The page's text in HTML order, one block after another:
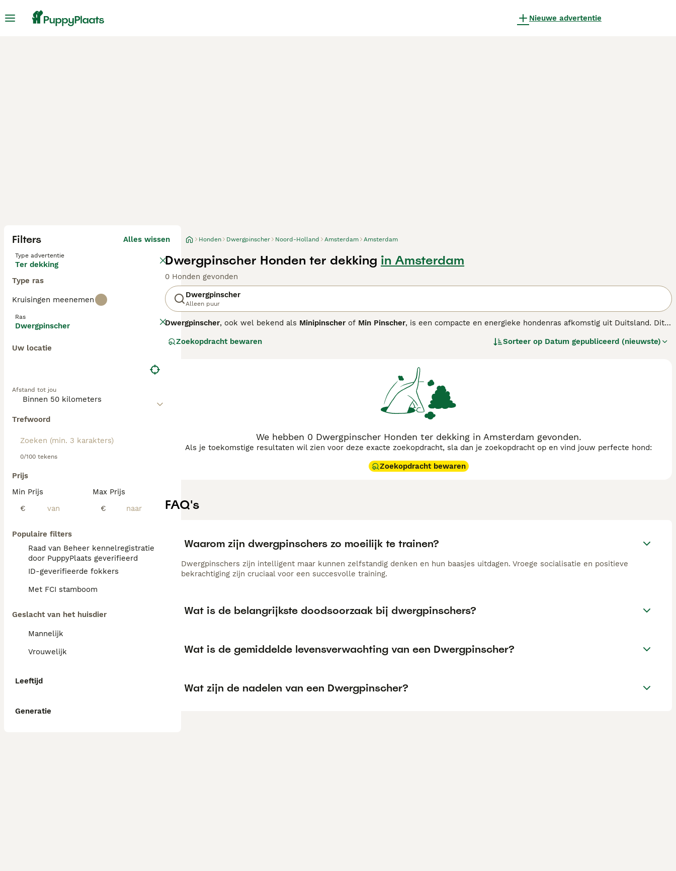
Nieuwe advertentie
Filters Alles wissen
Type advertentie
Ter dekking
Type ras
Kruisingen meenemen
Ras
Dwergpinscher
Uw locatie
Afstand tot jou
Trefwoord
0/100 tekens
Prijs
Min Prijs
€
Max Prijs
€
Populaire filters
Raad van Beheer kennelregistratie
door PuppyPlaats geverifieerd
ID-geverifieerde fokkers
Met FCI stamboom
Geslacht van het huisdier
Mannelijk
Vrouwelijk
Leeftijd
Generatie
Honden Dwergpinscher Noord-Holland Amsterdam Amsterdam
Dwergpinscher Honden ter dekking in Amsterdam
0 Honden gevonden
Dwergpinscher
Alleen puur
Dwergpinscher, ook wel bekend als Minipinscher of Min Pinscher, is een compacte en energieke hondenras afkomstig uit Duitsland. Dit
heeft een levendig temperament, is waakzaam, moedige en soms eigenzinnig, maar ook zeer trouw en speels. Dit maakt hem tot een
regelmatige verzorging, vooral van zijn korte vacht en scherpe gebit. Populaire zoekwoorden zijn onder andere "dwergpinscher kopen",
Dwergpinscher
is een levendige, moedige kleine hond met een groot karakter.
Met de juiste aandacht en training is dit ras een geweldige compagnon voor wie van een actieve, kleine hond houdt.
Zoekopdracht bewaren Sorteer op Datum gepubliceerd (nieuwste)
We hebben 0 Dwergpinscher Honden ter dekking in Amsterdam gevonden.
Als je toekomstige resultaten wil zien voor deze exacte zoekopdracht, sla dan je zoekopdracht op en vind jouw perfecte hond:
Zoekopdracht bewaren
FAQ's
Waarom zijn dwergpinschers zo moeilijk te trainen?
Dwergpinschers zijn intelligent maar kunnen zelfstandig denken en hun baasjes uitdagen. Vroege socialisatie en positieve
bekrachtiging zijn cruciaal voor een succesvolle training.
Wat is de belangrijkste doodsoorzaak bij dwergpinschers?
Wat is de gemiddelde levensverwachting van een Dwergpinscher?
Wat zijn de nadelen van een Dwergpinscher?